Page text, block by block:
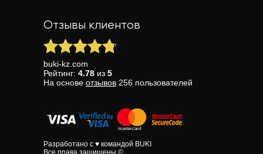
Отзывы клиентов
buki-kz.com
Рейтинг: 4.78 из 5
На основе отзывов 256 пользователей
Разработано с ♥ командой BUKI
Все права защищены ©